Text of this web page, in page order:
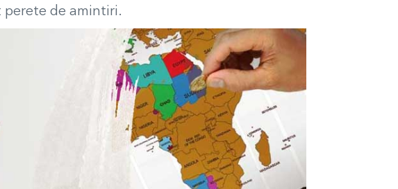
perete de amintiri.